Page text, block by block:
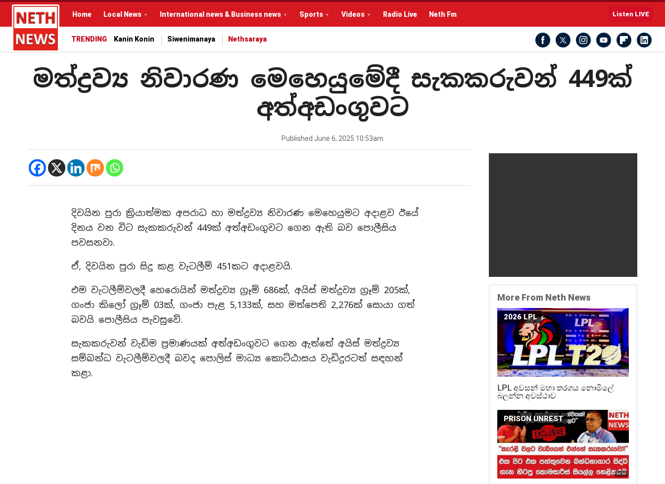
Home Local News International news & Business news Sports Videos Radio Live Neth Fm Listen LIVE
TRENDING Kanin Konin Siwenimanaya Nethsaraya
මත්ද්‍රව්‍ය නිවාරණ මෙහෙයුමේදී සැකකරුවන් 449ක්
අත්අඩංගුවට
Published June 6, 2025 10:53am
දිවයින පුරා ක්‍රියාත්මක අපරාධ හා මත්ද්‍රව්‍ය නිවාරණ මෙහෙයුමට අදාළව ඊයේ
දිනය වන විට සැකකරුවන් 449ක් අත්අඩංගුවට ගෙන ඇති බව පොලීසිය
පවසනවා.
ඒ, දිවයින පුරා සිදු කළ වැටලීම් 451කට අදාළවයි.
එම වැටලීම්වලදී හෙරොයින් මත්ද්‍රව්‍ය ග්‍රෑම් 686ක්, අයිස් මත්ද්‍රව්‍ය ග්‍රෑම් 205ක්,
ගංජා කිලෝ ග්‍රෑම් 03ක්, ගංජා පැළ 5,133ක්, සහ මත්පෙති 2,276ක් සොයා ගත්
බවයි පොලීසිය පැවසුවේ.
සැකකරුවන් වැඩිම ප්‍රමාණයක් අත්අඩංගුවට ගෙන ඇත්තේ අයිස් මත්ද්‍රව්‍ය
සම්බන්ධ වැටලීම්වලදී බවද පොලිස් මාධ්‍ය කොට්ඨාසය වැඩිදුරටත් සඳහන්
කළා.
More From Neth News
2026 LPL
LPL අවසන් මහා තරගය නොමිලේ
බලන්න අවස්ථාව
PRISON UNREST